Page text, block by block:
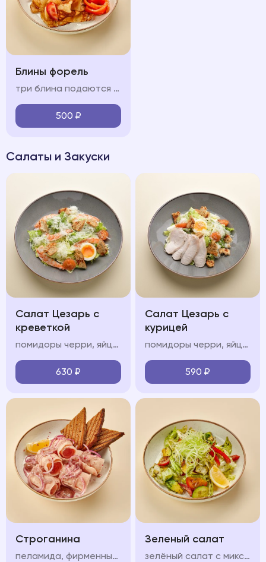
Блины форель
три блина подаются с форелью, огурцом и крем-фрешем
500 ₽
Салаты и Закуски
Салат Цезарь с
креветкой
помидоры черри, яйцо всмятку, креветки, соус «цезарь», зерновые крутоны
630 ₽
Салат Цезарь с
курицей
помидоры черри, яйцо всмятку, курица, соус «цезарь», зерновые крутоны
590 ₽
Строганина
пеламида, фирменный соус, красный лук, лимон, тост из черного хлеба
Зеленый салат
зелёный салат с миксом салата, огурцом, болгарским перцем, сельдереем, авокадо, черри и соусом песто